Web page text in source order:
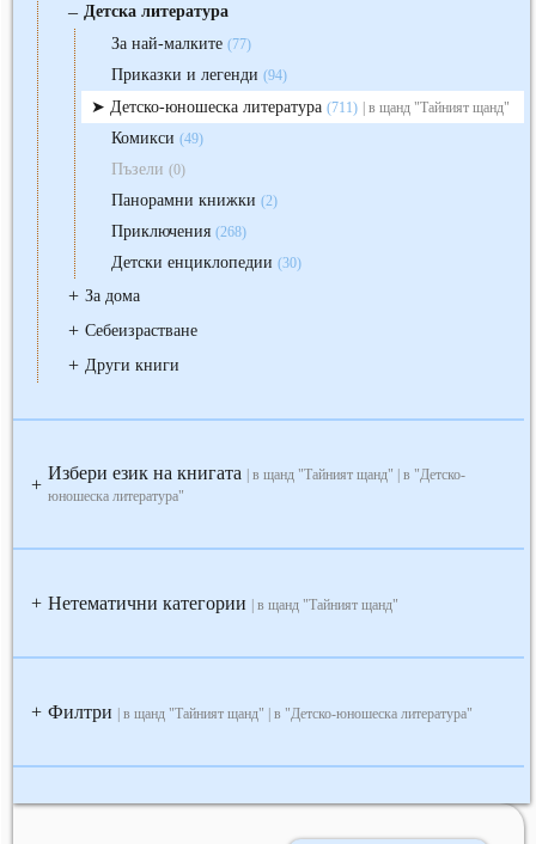
‒ Детска литература
За най-малките (77)
Приказки и легенди (94)
Детско-юношеска литература (711) | в щанд "Тайният щанд"
Комикси (49)
Пъзели (0)
Панорамни книжки (2)
Приключения (268)
Детски енциклопедии (30)
+ За дома
+ Себеизрастване
+ Други книги
+
Избери език на книгата
| в щанд "Тайният щанд" | в "Детско-
юношеска литература"
+ Нетематични категории | в щанд "Тайният щанд"
+ Филтри | в щанд "Тайният щанд" | в "Детско-юношеска литература"